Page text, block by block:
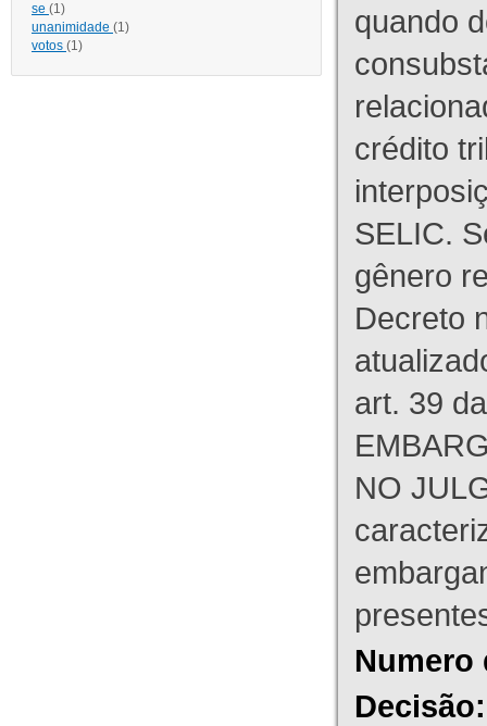
se (1)
unanimidade (1)
votos (1)
quando
crédito
SELIC.
gênero
Decreto
art. 39
NO
Numero
Decisão: